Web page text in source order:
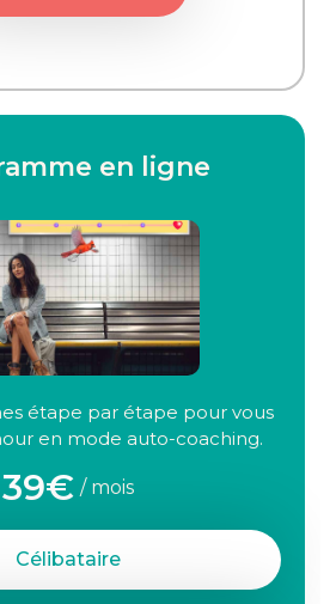
en ligne
étape par étape pour vous
en mode auto-coaching.
39€ / mois
Célibataire